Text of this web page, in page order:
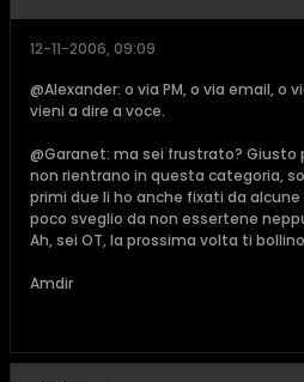
12-11-2006, 09:09
@Alexander: o via PM, o via email, o
vieni a dire a voce.
@Garanet: ma sei frustrato? Giusto
non rientrano in questa categoria,
primi due li ho anche fixati da
poco sveglio da non essertene
Ah, sei OT, la prossima volta ti
Amdir